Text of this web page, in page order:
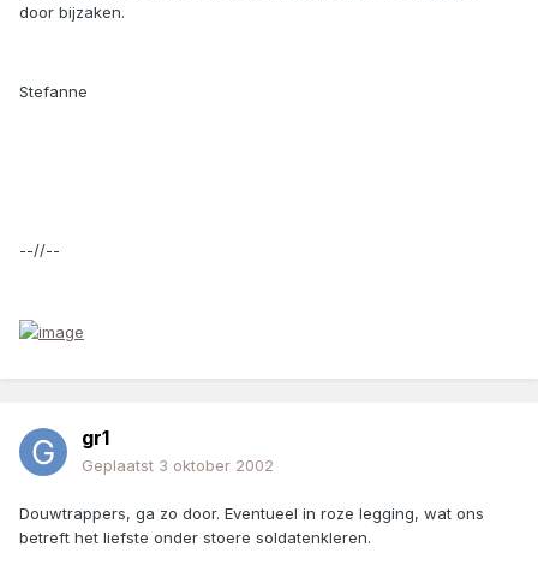
door bijzaken.
Stefanne
--//--
gr1
Geplaatst 3 oktober 2002
Douwtrappers, ga zo door. Eventueel in roze legging, wat ons
betreft het liefste onder stoere soldatenkleren.